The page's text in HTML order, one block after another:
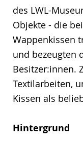
des LWL-
Objekte - die
Wappenkissen
und bezeugten
Besitzer:innen.
Textilarbeiten,
Kissen als
Hintergrund